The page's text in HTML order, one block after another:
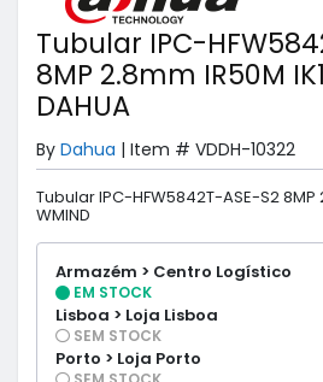
Tubular IPC-
8MP 2.8mm IR50M
DAHUA
By Dahua | Item # VDDH-10322
Tubular IPC-HFW5842T-ASE-S2 8MP
WMIND
Armazém > Centro Logístico
EM STOCK
Lisboa > Loja Lisboa
SEM STOCK
Porto > Loja Porto